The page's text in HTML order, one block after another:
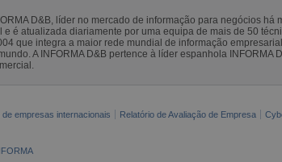
D&B, líder no mercado de informação para negócios há
e é atualizada diariamente por uma equipa de mais de 50
que integra a maior rede mundial de informação
A INFORMA D&B pertence à líder espanhola INFORMA
de empresas internacionais Relatório de Avaliação de Empresa